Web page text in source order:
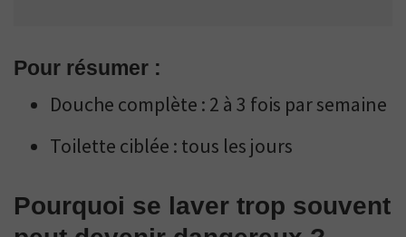
Pour résumer :
Douche complète : 2 à 3 fois par semaine
Toilette ciblée : tous les jours
Pourquoi se laver trop souvent